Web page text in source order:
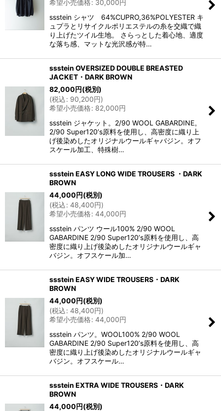
希望小売価格: 30,000円
ssstein シャツ 64%CUPRO,36%POLYESTER キ
ュプラとリサイクルポリエステルの糸を交織で織
り上げたツイル生地。 さらっとした着心地、適度
な落ち感、マットな光沢感が特…
ssstein OVERSIZED DOUBLE BREASTED
JACKET・DARK BROWN
82,000円(税別)
(税込: 90,200円)
希望小売価格: 82,000円
ssstein ジャケット。2/90 WOOL GABARDINE。
2/90 Super120ʼs原料を使用し、高密度に織り上
げ後染めしたオリジナルウールギャバジン。オフ
スケール加工、特殊樹…
ssstein EASY LONG WIDE TROUSERS ・DARK
BROWN
44,000円(税別)
(税込: 48,400円)
希望小売価格: 44,000円
ssstein パンツ ウール100% 2/90 WOOL
GABARDINE 2/90 Super120ʼs原料を使用し、高
密度に織り上げ後染めしたオリジナルウールギャ
バジン。オフスケール加…
ssstein EASY WIDE TROUSERS・DARK
BROWN
44,000円(税別)
(税込: 48,400円)
希望小売価格: 44,000円
ssstein パンツ。WOOL100% 2/90 WOOL
GABARDINE 2/90 Super120ʼs原料を使用し、高
密度に織り上げ後染めしたオリジナルウールギャ
バジン。オフスケール…
ssstein EXTRA WIDE TROUSERS・DARK
BROWN
44,000円(税別)